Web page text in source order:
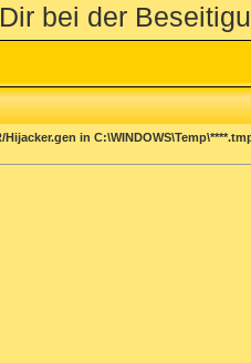
bei der
Hijacker.gen in